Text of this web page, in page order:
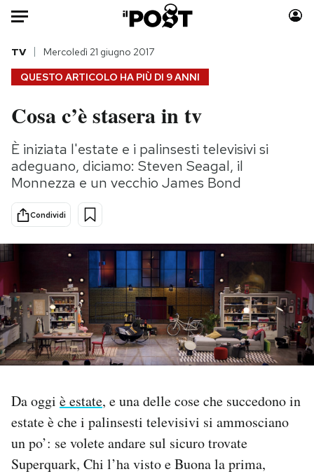
HOME
Italia
Politica
Scienza
Economia
Moda
Consumismi
Storie/Idee
Altrecose
Mondiali calcio 2026
PODCAST
I MIEI PREFERITI
QUESTO ARTICOLO HA PIÙ DI 9 ANNI
TV Mercoledì 21 giugno 2017
Cosa c’è stasera in tv
È iniziata l'estate e i palinsesti televisivi si
adeguano, diciamo: Steven Seagal, il
Monnezza e un vecchio James Bond
Condividi
Da oggi è estate, e una delle cose che succedono in
estate è che i palinsesti televisivi si ammosciano
un po’: se volete andare sul sicuro trovate
Superquark, Chi l’ha visto e Buona la prima,